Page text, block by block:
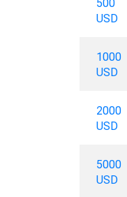
500
USD
1000
USD
2000
USD
5000
USD